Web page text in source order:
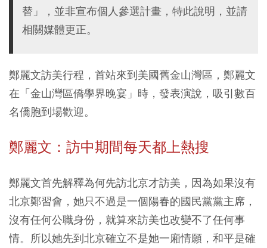
替」，並非宣布個人參選計畫，特此說明，並請
相關媒體更正。
鄭麗文訪美行程，首站來到美國舊金山灣區，鄭麗文
在「金山灣區僑學界晚宴」時，發表演說，吸引數百
名僑胞到場歡迎。
鄭麗文：訪中期間每天都上熱搜
鄭麗文首先解釋為何先訪北京才訪美，因為如果沒有
北京鄭習會，她只不過是一個陽春的國民黨黨主席，
沒有任何公職身份，就算來訪美也改變不了任何事
情。所以她先到北京確立不是她一廂情願，和平是確